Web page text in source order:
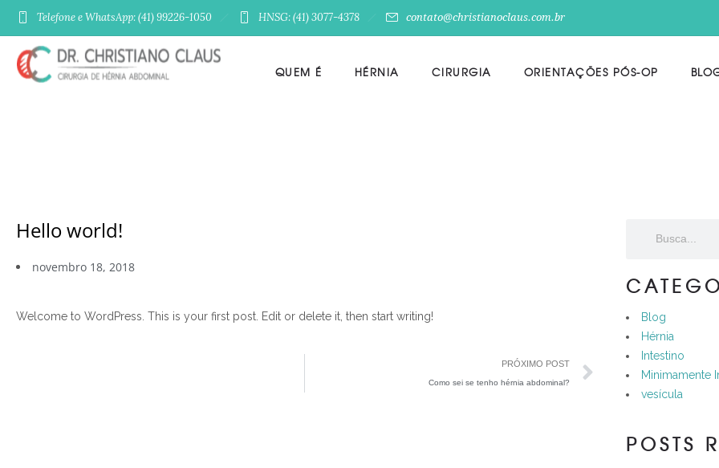
Telefone e WhatsApp: (41) 99226-1050 HNSG: (41) 3077-4378 contato@christianoclaus.com.br
QUEM É HÉRNIA CIRURGIA ORIENTAÇÕES PÓS-OP
Hello world!
novembro 18, 2018
Welcome to WordPress. This is your first post. Edit or delete it, then start writing!
PRÓXIMO POST
Como sei se tenho hérnia abdominal?
Blog
Hérnia
Intestino
Minimamente
vesícula
POSTS